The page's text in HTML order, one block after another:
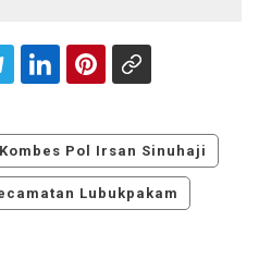
Kombes Pol Irsan Sinuhaji
Lubukpakam